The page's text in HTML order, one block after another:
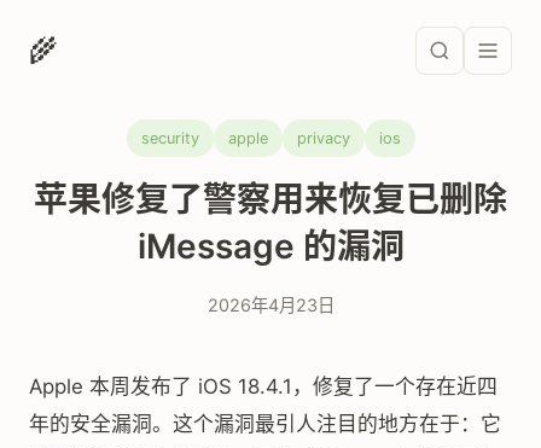
🌾
security apple privacy ios
苹果修复了警察用来恢复已删除
iMessage 的漏洞
2026年4月23日
Apple 本周发布了 iOS 18.4.1，修复了一个存在近四
年的安全漏洞。这个漏洞最引人注目的地方在于：它